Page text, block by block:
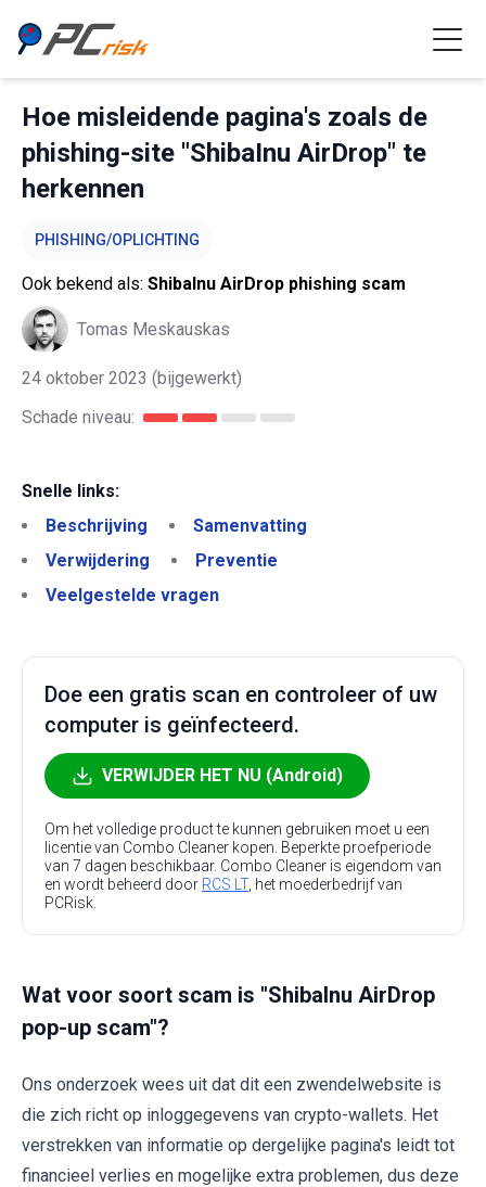
Hoe misleidende pagina's zoals de
phishing-site "ShibaInu AirDrop" te
herkennen
PHISHING/OPLICHTING
Ook bekend als: ShibaInu AirDrop phishing scam
Tomas Meskauskas
24 oktober 2023 (bijgewerkt)
Schade niveau:
Snelle links:
Beschrijving
Samenvatting
Verwijdering
Preventie
Veelgestelde vragen
Doe een gratis scan en controleer of uw
computer is geïnfecteerd.
VERWIJDER HET NU (Android)
Om het volledige product te kunnen gebruiken moet u een
licentie van Combo Cleaner kopen. Beperkte proefperiode
van 7 dagen beschikbaar. Combo Cleaner is eigendom van
en wordt beheerd door RCS LT, het moederbedrijf van
PCRisk.
Wat voor soort scam is "ShibaInu AirDrop
pop-up scam"?
Ons onderzoek wees uit dat dit een zwendelwebsite is
die zich richt op inloggegevens van crypto-wallets. Het
verstrekken van informatie op dergelijke pagina's leidt tot
financieel verlies en mogelijke extra problemen, dus deze